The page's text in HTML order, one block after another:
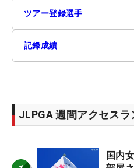
ツアー登録選手
記録成績
JLPGA 週間アクセスラ
国内